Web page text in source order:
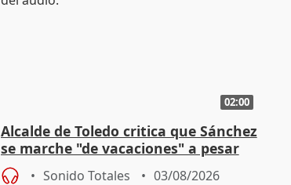
02:00
Alcalde de Toledo critica que Sánchez
se marche "de vacaciones" a pesar
de la crisis migratoria
Sonido Totales 03/08/2026